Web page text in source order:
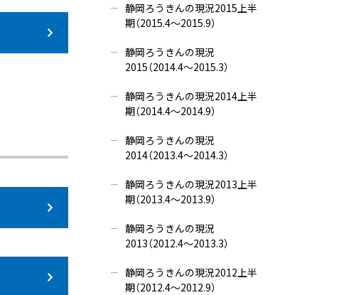
静岡ろうきんの現況2015上半
期（2015.4～2015.9）
静岡ろうきんの現況
2015（2014.4～2015.3）
静岡ろうきんの現況2014上半
期（2014.4～2014.9）
静岡ろうきんの現況
2014（2013.4～2014.3）
静岡ろうきんの現況2013上半
期（2013.4～2013.9）
静岡ろうきんの現況
2013（2012.4～2013.3）
静岡ろうきんの現況2012上半
期（2012.4～2012.9）